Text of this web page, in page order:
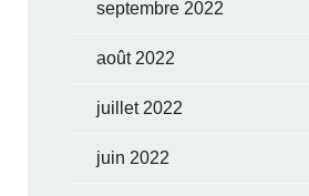
septembre 2022
août 2022
juillet 2022
juin 2022